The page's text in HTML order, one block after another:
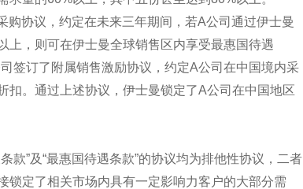
协议，约定在未来三年期间，若A公司通过伊士曼
上，则可在伊士曼全球销售区内享受最惠国待遇
签订了附属销售激励协议，约定A公司在中国境内采
扣。通过上述协议，伊士曼锁定了A公司在中国地区
款”及“最惠国待遇条款”的协议均为排他性协议，二者
锁定了相关市场内具有一定影响力客户的大部分需